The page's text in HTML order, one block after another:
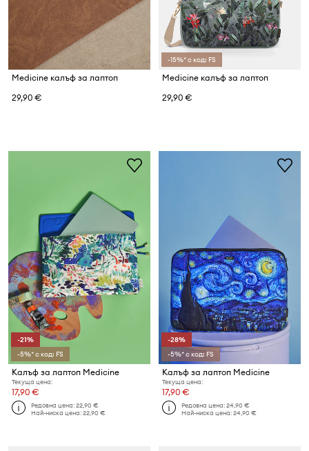
Medicine калъф за лаптоп
29,90 €
-15%* с код: FS
Medicine калъф за лаптоп
29,90 €
-21%
-5%* с код: FS
Калъф за лаптоп Medicine
Текуща цена:
17,90 €
Редовна цена:22,90 €
Най-ниска цена:22,90 €
-28%
-5%* с код: FS
Калъф за лаптоп Medicine
Текуща цена:
17,90 €
Редовна цена:24,90 €
Най-ниска цена:24,90 €